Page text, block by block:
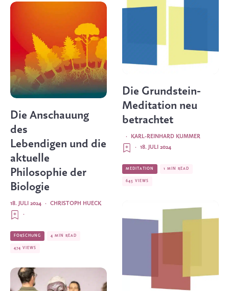
Die Anschauung
des
Lebendigen und die
aktuelle
Philosophie der
Biologie
CHRISTOPH HUECK
·
18. JULI 2024
·
FORSCHUNG 4 MIN READ
474 VIEWS
Die Grundstein-
Meditation neu
betrachtet
KARL-REINHARD KUMMER
·
18. JULI 2024
·
MEDITATION 1 MIN READ
645 VIEWS